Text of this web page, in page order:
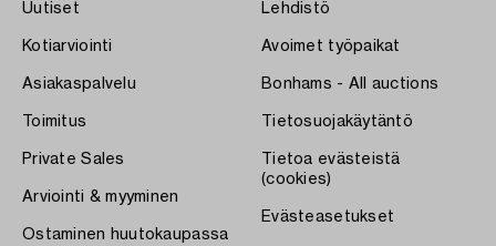
Uutiset
Kotiarviointi
Asiakaspalvelu
Toimitus
Private Sales
Arviointi & myyminen
Ostaminen huutokaupassa
Lehdistö
Avoimet työpaikat
Bonhams - All auctions
Tietosuojakäytäntö
Tietoa evästeistä
(cookies)
Evästeasetukset